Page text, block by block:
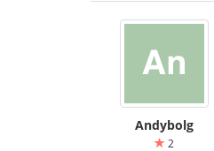
Andybolg
2